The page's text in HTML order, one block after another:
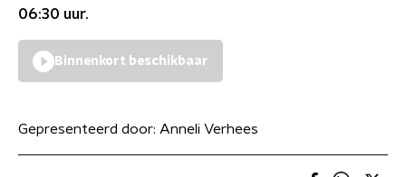
06:30 uur.
Binnenkort beschikbaar
Gepresenteerd door: Anneli Verhees